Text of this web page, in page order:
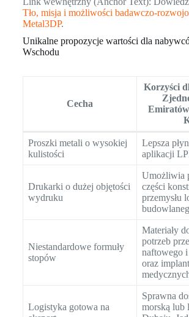
Tło, misja i możliwości badawczo-
Metal3DP.
Unikalne propozycje wartości dla
Wschodu
Cecha
Korzyści
Proszki metali o wysokiej
kulistości
Lepsza
aplikacji
Drukarki o dużej objętości
wydruku
Umożliwia
części
przemysłu
Niestandardowe formuły
stopów
Materiały
potrzeb
naftowego
oraz
Logistyka gotowa na
Sprawna
morską lub